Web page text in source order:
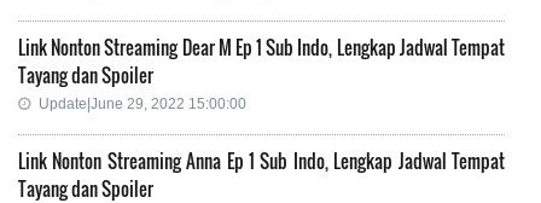
Link Nonton Streaming Dear M Ep 1 Sub Indo, Lengkap Jadwal Tempat
Tayang dan Spoiler
Update|June 29, 2022 15:00:00
Link Nonton Streaming Anna Ep 1 Sub Indo, Lengkap Jadwal Tempat
Tayang dan Spoiler